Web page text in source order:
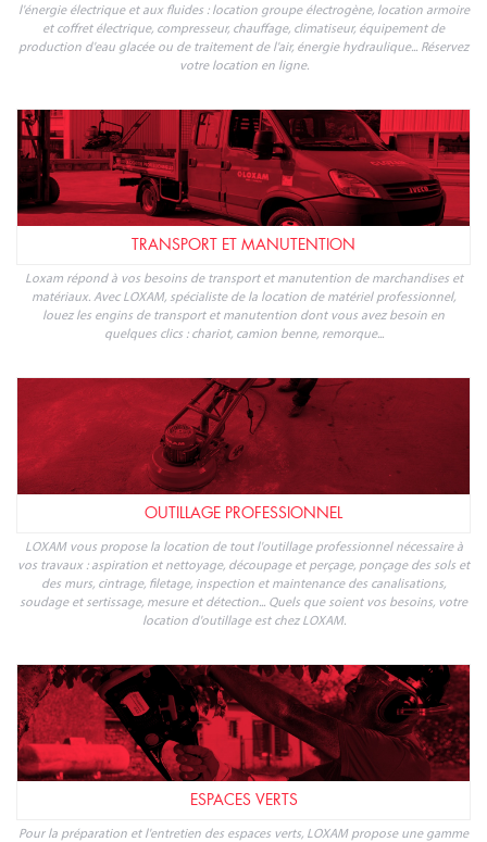
l'énergie électrique et aux fluides : location groupe électrogène, location armoire
et coffret électrique, compresseur, chauffage, climatiseur, équipement de
production d'eau glacée ou de traitement de l'air, énergie hydraulique... Réservez
votre location en ligne.
TRANSPORT ET MANUTENTION
Loxam répond à vos besoins de transport et manutention de marchandises et
matériaux. Avec LOXAM, spécialiste de la location de matériel professionnel,
louez les engins de transport et manutention dont vous avez besoin en
quelques clics : chariot, camion benne, remorque...
OUTILLAGE PROFESSIONNEL
LOXAM vous propose la location de tout l'outillage professionnel nécessaire à
vos travaux : aspiration et nettoyage, découpage et perçage, ponçage des sols et
des murs, cintrage, filetage, inspection et maintenance des canalisations,
soudage et sertissage, mesure et détection... Quels que soient vos besoins, votre
location d'outillage est chez LOXAM.
ESPACES VERTS
Pour la préparation et l'entretien des espaces verts, LOXAM propose une gamme